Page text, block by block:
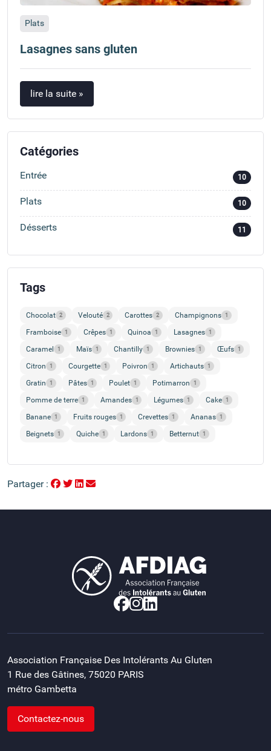
Plats
Lasagnes sans gluten
lire la suite »
Catégories
Entrée 10
Plats 10
Désserts 11
Tags
Chocolat 2 Velouté 2 Carottes 2 Champignons 1
Framboise 1 Crêpes 1 Quinoa 1 Lasagnes 1
Caramel 1 Maïs 1 Chantilly 1 Brownies 1 Œufs 1
Citron 1 Courgette 1 Poivron 1 Artichauts 1
Gratin 1 Pâtes 1 Poulet 1 Potimarron 1
Pomme de terre 1 Amandes 1 Légumes 1 Cake 1
Banane 1 Fruits rouges 1 Crevettes 1 Ananas 1
Beignets 1 Quiche 1 Lardons 1 Betternut 1
Partager :
Association Française Des Intolérants Au Gluten
1 Rue des Gâtines, 75020 PARIS
métro Gambetta
Contactez-nous